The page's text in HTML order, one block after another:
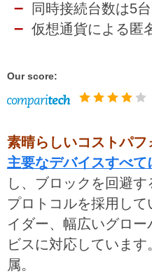
同時接続台数は5
仮想通貨による匿
Our score:
素晴らしいコストパフ
主要なデバイスすべて
し、ブロックを回避
プロトコルを採用し
イダー、幅広いグロ
ビスに対応していま
属。